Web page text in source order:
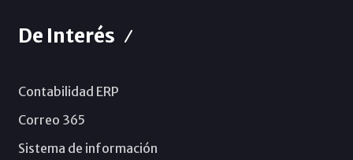
De Interés
Contabilidad ERP
Correo 365
Sistema de información